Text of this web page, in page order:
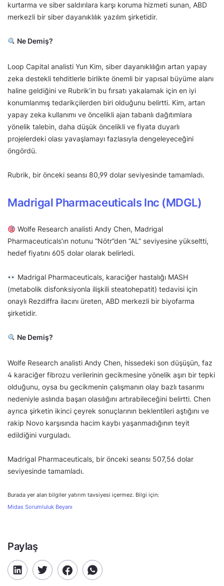
kurtarma ve siber saldırılara karşı koruma hizmeti sunan, ABD
merkezli bir siber dayanıklılık yazılım şirketidir.
Ne Demiş?
Loop Capital analisti Yun Kim, siber dayanıklılığın artan yapay
zeka destekli tehditlerle birlikte önemli bir yapısal büyüme alanı
haline geldiğini ve Rubrik’in bu fırsatı yakalamak için en iyi
konumlanmış tedarikçilerden biri olduğunu belirtti. Kim, artan
yapay zeka kullanımı ve öncelikli ajan tabanlı dağıtımlara
yönelik talebin, daha düşük öncelikli ve fiyata duyarlı
projelerdeki olası yavaşlamayı fazlasıyla dengeleyeceğini
öngördü.
Rubrik, bir önceki seansı 80,99 dolar seviyesinde tamamladı.
Madrigal Pharmaceuticals Inc (MDGL)
Wolfe Research analisti Andy Chen, Madrigal
Pharmaceuticals’ın notunu “Nötr”den “AL” seviyesine yükseltti,
hedef fiyatını 605 dolar olarak belirledi.
Madrigal Pharmaceuticals, karaciğer hastalığı MASH
(metabolik disfonksiyonla ilişkili steatohepatit) tedavisi için
onaylı Rezdiffra ilacını üreten, ABD merkezli bir biyofarma
şirketidir.
Ne Demiş?
Wolfe Research analisti Andy Chen, hissedeki son düşüşün, faz
4 karaciğer fibrozu verilerinin gecikmesine yönelik aşırı bir tepki
olduğunu, oysa bu gecikmenin çalışmanın olay bazlı tasarımı
nedeniyle aslında başarı olasılığını artırabileceğini belirtti. Chen
ayrıca şirketin ikinci çeyrek sonuçlarının beklentileri aştığını ve
rakip Novo karşısında hacim kaybı yaşanmadığının teyit
edildiğini vurguladı.
Madrigal Pharmaceuticals, bir önceki seansı 507,56 dolar
seviyesinde tamamladı.
Burada yer alan bilgiler yatırım tavsiyesi içermez. Bilgi için:
Midas Sorumluluk Beyanı
Paylaş